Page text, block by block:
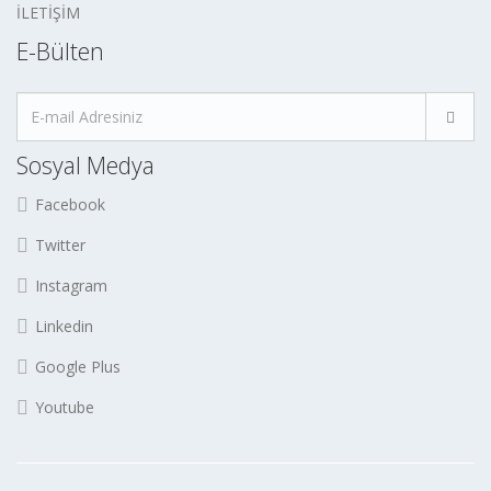
İLETİŞİM
E-Bülten
Sosyal Medya
Facebook
Twitter
Instagram
Linkedin
Google Plus
Youtube